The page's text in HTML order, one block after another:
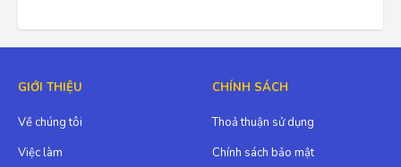
GIỚI THIỆU
Về chúng tôi
Việc làm
CHÍNH SÁCH
Thoả thuận sử dụng
Chính sách bảo mật